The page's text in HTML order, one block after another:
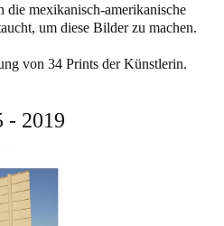
die mexikanisch-amerikanische
um diese Bilder zu machen.
von 34 Prints der Künstlerin.
- 2019